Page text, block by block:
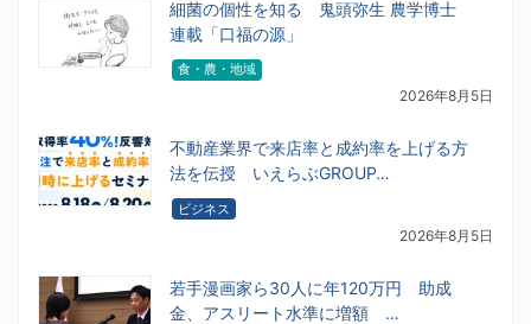
細菌の個性を知る 鬼頭弥生 農学博士
連載「口福の源」
食・農・地域
2026年8月5日
不動産業界で来店率と成約率を上げる方
法を伝授 いえらぶGROUP…
ビジネス
2026年8月5日
若手漫画家ら30人に年120万円 助成
金、アスリート水準に増額 …